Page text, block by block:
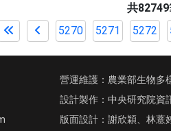
共
5270
5271 5272
營運維護： 農業部生物多
設計製作： 中央研究院資
版面設計： 謝欣穎、林薏